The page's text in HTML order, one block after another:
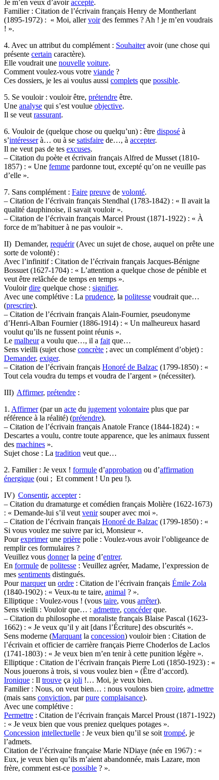
Je m’en veux d’avoiraccepté.
Familier : Citation de l’écrivain français Henry de Montherlant
(1895-1972) : « Moi, allervoirdes femmes ? Ah ! je m’en voudrais
! ».
4. Avec un attribut du complément : Souhaiteravoir (une chose qui
présente certain caractère).
Elle voudrait une nouvelle voiture.
Comment voulez-vous votre viande ?
Ces dossiers, je les ai voulus aussi complets que possible.
5. Se vouloir : vouloir être, prétendre être.
Une analyse qui s’est voulue objective.
Il se veut rassurant.
6. Vouloir de (quelque chose ou quelqu’un) : être disposé à
s’intéresserà… ou à se satisfaire de…, à accepter.
Il ne veut pas de tes excuses.
– Citation du poète et écrivain français Alfred de Musset (1810-
1857) : « Une femme pardonne tout, excepté qu’on ne veuille pas
d’elle ».
7. Sans complément : Faire preuve de volonté.
– Citation de l’écrivain français Stendhal (1783-1842) : « Il avait la
qualité dauphinoise, il savait vouloir ».
– Citation de l’écrivain français Marcel Proust (1871-1922) : « À
force de m’habituer à ne pas vouloir ».
II) Demander, requérir(Avec un sujet de chose, auquel on prête une
sorte de volonté) :
Avec l’infinitif : Citation de l’écrivain français Jacques-Bénigne
Bossuet (1627-1704) : « L’attention a quelque chose de pénible et
veut être relâchée de temps en temps ».
Vouloirdire quelque chose : signifier.
Avec une complétive : La prudence, la politesse voudrait que…
(prescrire).
– Citation de l’écrivain français Alain-Fournier, pseudonyme
d’Henri-Alban Fournier (1886-1914) : « Un malheureux hasard
voulut qu’ils ne fussent point réunis ».
Le malheura voulu que…, il a fait que…
Sens vieilli (sujet chose concrète ; avec un complément d’objet) :
Demander, exiger.
– Citation de l’écrivain français Honoré de Balzac (1799-1850) : «
Tout cela voudra du temps et voudra de l’argent » (nécessiter).
III) Affirmer, prétendre :
1. Affirmer(par un acte du jugement volontaire plus que par
référence à la réalité) (prétendre).
– Citation de l’écrivain français Anatole France (1844-1824) : «
Descartes a voulu, contre toute apparence, que les animaux fussent
des machines ».
Sujet chose : La tradition veut que…
2. Familier : Je veux ! formule d’approbation ou d’affirmation
énergique (oui ; Et comment ! Un peu !).
IV) Consentir, accepter:
– Citation du dramaturge et comédien français Molière (1622-1673)
: « Demande-lui s’il veut venirsouper avec moi ».
– Citation de l’écrivain français Honoré de Balzac (1799-1850) : «
Si vous voulez me suivre par ici, Monsieur ».
Pourexprimerune prière polie : Voulez-vous avoir l’obligeance de
remplir ces formulaires ?
Veuillez vous donnerla peine d’entrer.
En formule de politesse : Veuillez agréer, Madame, l’expression de
mes sentiments distingués.
Pourmarquerun ordre : Citation de l’écrivain français Émile Zola
(1840-1902) : « Veux-tu te taire, animal ? ».
Elliptique : Voulez-vous ! (vous taire, vous arrêter).
Sens vieilli : Vouloir que… : admettre, concéderque.
– Citation du philosophe et moraliste français Blaise Pascal (1623-
1662) : « Je veux qu’il y ait [dans l’Écriture] des obscurités ».
Sens moderne (Marquant la concession) vouloir bien : Citation de
l’écrivain et officier de carrière français Pierre Choderlos de Laclos
(1741-1803) : « Je veux bien m’en tenir à cette punition légère ».
Elliptique : Citation de l’écrivain français Pierre Loti (1850-1923) : «
Nous jouerons à trois, si vous voulez bien » (Être d’accord).
Ironique : Il trouve ça joli !… Moi, je veux bien.
Familier : Nous, on veut bien… : nous voulons bien croire, admettre
(mais sans conviction, parpure complaisance).
Avec une complétive :
Permettre : Citation de l’écrivain français Marcel Proust (1871-1922)
: « Je veux bien que vous preniez quelques potages ».
Concession intellectuelle : Je veux bien qu’il se soit trompé, je
l’admets.
Citation de l’écrivaine française Marie NDiaye (née en 1967) : «
Eux, je veux bien qu’ils m’aient abandonnée, mais Lazare, mon
frère, comment est-ce possible ? ».